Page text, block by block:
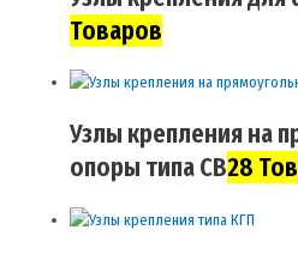
Товаров
Узлы крепления на
опоры типа СВ28